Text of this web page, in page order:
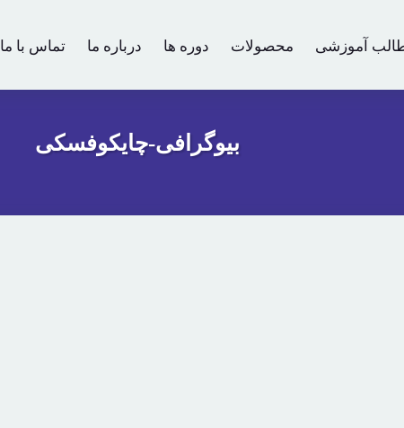
آموزشی محصولات دوره ها درباره ما تماس با ما
بیوگرافی-چایکوفسکی